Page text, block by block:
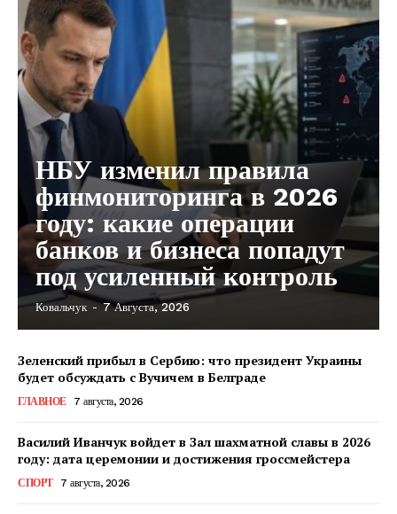
НБУ изменил правила
финмониторинга в 2026
году: какие операции
банков и бизнеса попадут
под усиленный контроль
Ковальчук - 7 Августа, 2026
Зеленский прибыл в Сербию: что президент Украины
будет обсуждать с Вучичем в Белграде
ГЛАВНОЕ 7 августа, 2026
Василий Иванчук войдет в Зал шахматной славы в 2026
году: дата церемонии и достижения гроссмейстера
СПОРТ 7 августа, 2026